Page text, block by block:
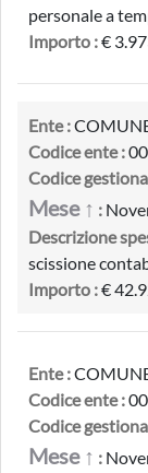
personale a
Importo :€
Ente :
Codice ente :
Codice
Mese ↑ :
Descrizione
scissione
Importo :€
Ente :
Codice ente :
Codice
Mese ↑ :